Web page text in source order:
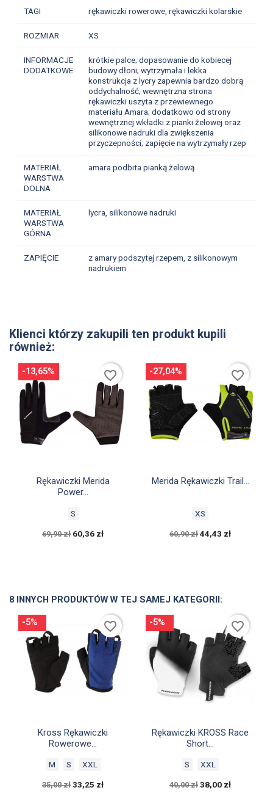
TAGI rękawiczki rowerowe, rękawiczki kolarskie
ROZMIAR XS
INFORMACJE
DODATKOWE
krótkie palce; dopasowanie do kobiecej
budowy dłoni; wytrzymała i lekka
konstrukcja z lycry zapewnia bardzo dobrą
oddychalność; wewnętrzna strona
rękawiczki uszyta z przewiewnego
materiału Amara; dodatkowo od strony
wewnętrznej wkładki z pianki żelowej oraz
silikonowe nadruki dla zwiększenia
przyczepności; zapięcie na wytrzymały rzep
MATERIAŁ
WARSTWA
DOLNA
amara podbita pianką żelową
MATERIAŁ
WARSTWA
GÓRNA
lycra, silikonowe nadruki
ZAPIĘCIE
z amary podszytej rzepem, z silikonowym
nadrukiem
Klienci którzy zakupili ten produkt kupili
również:
Szybki podgląd
Rękawiczki Merida
Power...
S
69,90 zł 60,36 zł
-13,65% favorite_border
Szybki podgląd
Merida Rękawiczki Trail...
XS
60,90 zł 44,43 zł
-27,04% favorite_border
8 INNYCH PRODUKTÓW W TEJ SAMEJ KATEGORII:
Szybki podgląd
Kross Rękawiczki
Rowerowe...
M S XXL
35,00 zł 33,25 zł
-5% favorite_border
Szybki podgląd
Rękawiczki KROSS Race
Short...
S XXL
40,00 zł 38,00 zł
-5% favorite_border